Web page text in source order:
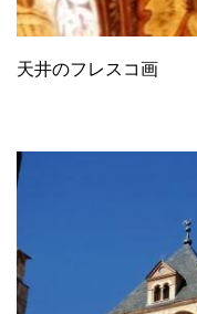
天井のフレスコ画